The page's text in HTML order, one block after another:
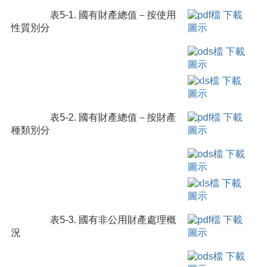
表5-1. 國有財產總值－按使用
性質別分
表5-2. 國有財產總值－按財產
種類別分
表5-3. 國有非公用財產處理概
況